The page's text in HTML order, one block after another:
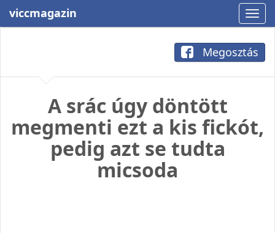
viccmagazin
Megosztás
A srác úgy döntött
megmenti ezt a kis fickót,
pedig azt se tudta
micsoda